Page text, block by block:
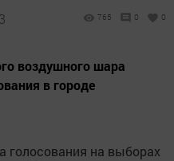
765 0 0
воздушного шара
в городе
голосования на выборах